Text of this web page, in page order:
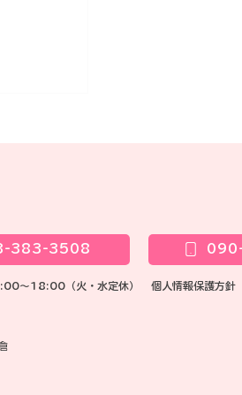
ざいます
383-3508
～18:00（火・水定休） 個人情報保護方針